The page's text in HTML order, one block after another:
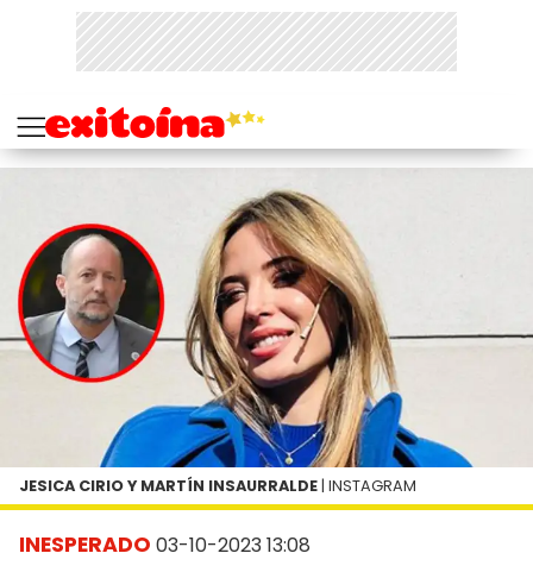
INESPERADO 03-10-2023 13:08
JESICA CIRIO Y MARTÍN INSAURRALDE | INSTAGRAM